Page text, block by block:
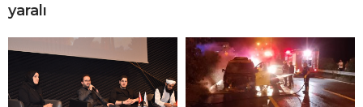
yaralı